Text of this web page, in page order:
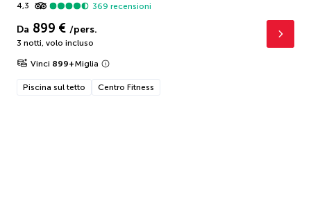
4,3
369 recensioni
Da 899 € /pers.
3 notti, volo incluso
Vinci 899+Miglia
Piscina sul tetto Centro Fitness